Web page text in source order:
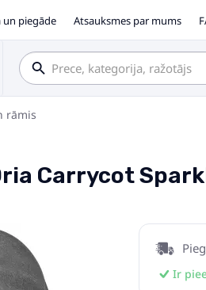
un piegāde Atsauksmes par mums
rāmis
Carrycot
Ir